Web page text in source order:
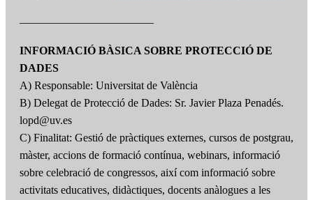
————————————
INFORMACIÓ BÀSICA SOBRE PROTECCIÓ DE
DADES
A) Responsable: Universitat de València
B) Delegat de Protecció de Dades: Sr. Javier Plaza Penadés.
lopd@uv.es
C) Finalitat: Gestió de pràctiques externes, cursos de postgrau,
màster, accions de formació contínua, webinars, informació
sobre celebració de congressos, així com informació sobre
activitats educatives, didàctiques, docents anàlogues a les